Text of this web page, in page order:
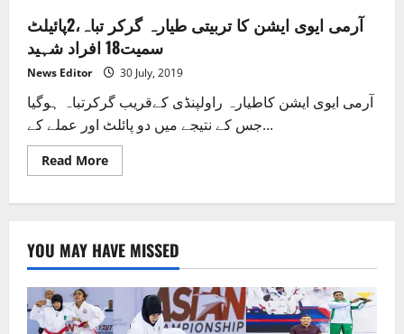
آرمی ایوی ایشن کا تربیتی طیارہ گرکر تباہ،2پائیلٹ
سمیت18 افراد شہید
News Editor 30 July, 2019
آرمی ایوی ایشن کاطیارہ راولپنڈی کےقریب گرکرتباہ ہوگیا
جس کے نتیجے میں دو پائلٹ اور عملے کے...
Read MoreRead
more
تربیتی
طیارہ
گرکر
تباہ،2پائیلٹ
سمیت18
افراد
شہید
YOU MAY HAVE MISSED